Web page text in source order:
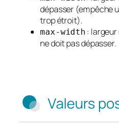
dépasser (empêche
trop étroit).
max-width : largeur
ne doit pas dépasser.
Valeurs